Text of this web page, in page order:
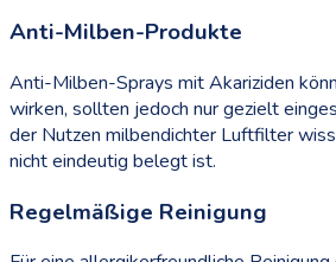
Anti-Milben-Produkte
Anti-Milben-Sprays mit Akariziden
wirken, sollten jedoch nur gezielt
der Nutzen milbendichter Luftfilter
nicht eindeutig belegt ist.
Regelmäßige Reinigung